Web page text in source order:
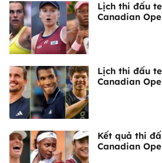
Lịch thi đấu
Canadian
Lịch thi đấu
Canadian
Kết quả thi
Canadian